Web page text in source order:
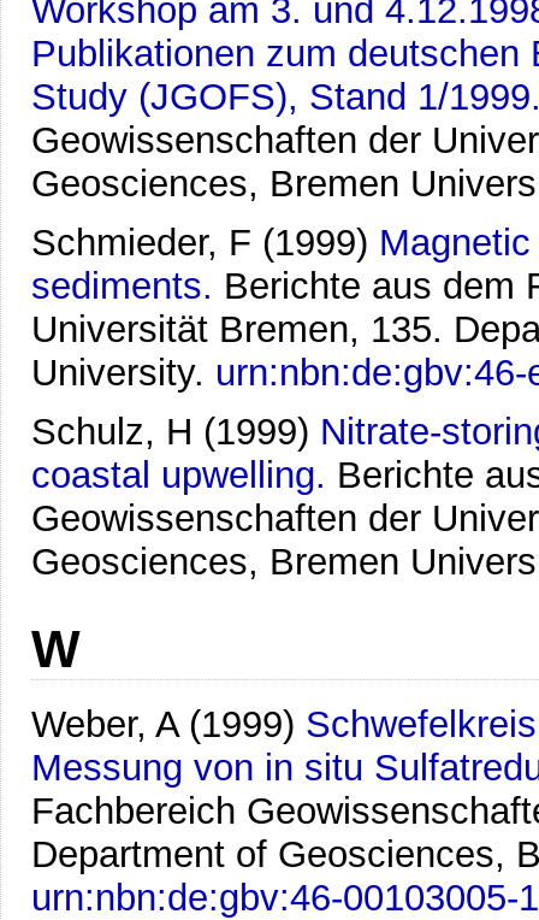
Workshop am 3. und
Publikationen zum
Study (JGOFS), Stand 1/
Geowissenschaften der
Geosciences, Bremen
Schmieder, F (1999)
sediments. Berichte aus dem
Universität Bremen, 135.
University.
Schulz, H (1999) Nitrate-
coastal upwelling. Berichte
Geowissenschaften der
Geosciences, Bremen
W
Weber, A (1999)
Messung von in situ
Fachbereich
Department of Geosciences,
urn:nbn:de:gbv:46-00103005-